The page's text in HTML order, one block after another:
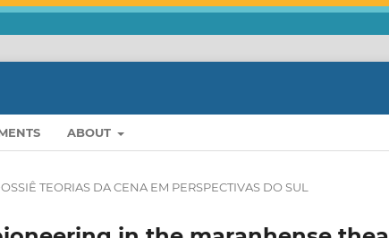
ABOUT
TEORIAS DA CENA EM PERSPECTIVAS DO SUL